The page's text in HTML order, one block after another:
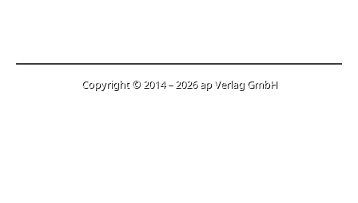
Copyright © 2014 – 2026 ap Verlag GmbH